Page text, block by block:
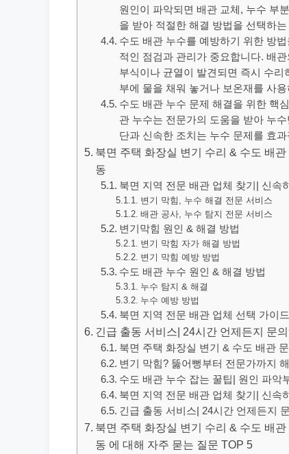
원인이 파악되면 배관 교체, 누수 부
을 받아 적절한 해결 방법을 선택하
수도 배관 누수를 예방하기 위한 방
적인 점검과 관리가 중요합니다. 배
부식이나 균열이 발견되면 즉시 수
부에 물을 채워 놓거나 보온재를 사
수도 배관 누수 문제 해결을 위한 핵
관 누수는 전문가의 도움을 받아 누
단과 신속한 조치는 누수 문제를 효
북면 주택 화장실 변기 수리 & 수도 배
동
북면 지역 전문 배관 업체 찾기| 신속
변기 막힘, 누수 해결 전문 서비스
배관 공사, 누수 탐지 전문 서비스
변기막힘 원인 & 해결 방법
변기 막힘 자가 해결 방법
변기 막힘 예방 방법
수도 배관 누수 원인 & 해결 방법
누수 탐지 & 해결
누수 예방 방법
북면 지역 전문 배관 업체 선택 가이드
긴급 출동 서비스| 24시간 언제든지 문
북면 주택 화장실 변기 & 수도 배관
변기 막힘? 뚫어뻥부터 전문가까지
수도 배관 누수 잡는 꿀팁| 원인 파악
북면 지역 전문 배관 업체 찾기| 신속
긴급 출동 서비스| 24시간 언제든지
북면 주택 화장실 변기 수리 & 수도 배
동 에 대해 자주 묻는 질문 TOP 5